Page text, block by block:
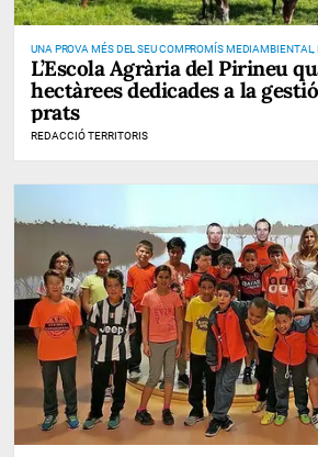
UNA PROVA MÉS DEL SEU COMPROMÍS MEDIAMBIENTAL,
DE PREVENCIÓ D’INCENDIS
L’Escola Agrària del Pirineu
hectàrees dedicades a la
prats
REDACCIÓ TERRITORIS